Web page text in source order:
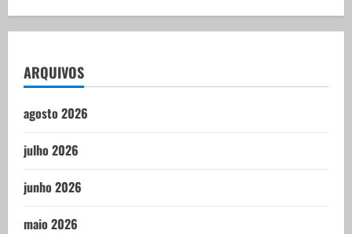
ARQUIVOS
agosto 2026
julho 2026
junho 2026
maio 2026